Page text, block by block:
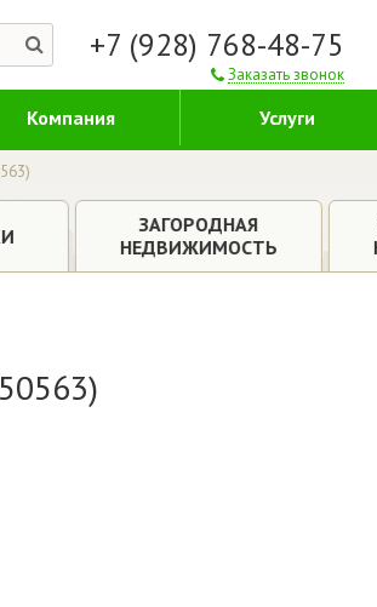
+7 (928) 768-48-75
Заказать звонок
Компания Услуги
ЗАГОРОДНАЯ
НЕДВИЖИМОСТЬ